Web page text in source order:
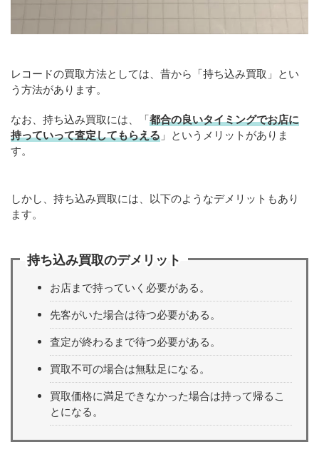
レコードの買取方法としては、昔から「持ち込み買取」とい
う方法があります。
なお、持ち込み買取には、「都合の良いタイミングでお店に
持っていって査定してもらえる 」というメリットがありま
す。
しかし、持ち込み買取には、以下のようなデメリットもあり
ます。
持ち込み買取のデメリット
お店まで持っていく必要がある。
先客がいた場合は待つ必要がある。
査定が終わるまで待つ必要がある。
買取不可の場合は無駄足になる。
買取価格に満足できなかった場合は持って帰るこ
とになる。